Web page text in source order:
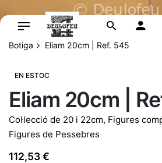
Botiga Eliam 20cm | Ref. 545
EN ESTOC
Eliam 20cm |
Col·lecció de 20 i 22cm, Figures
Figures de Pessebres
112,53€